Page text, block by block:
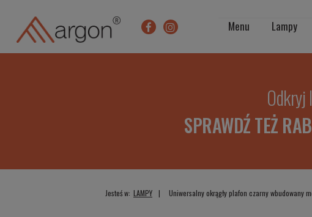
Menu Lampy
SPRAWDŹ TEŻ
Jesteś w: LAMPY Uniwersalny okrągły plafon czarny wbudowany